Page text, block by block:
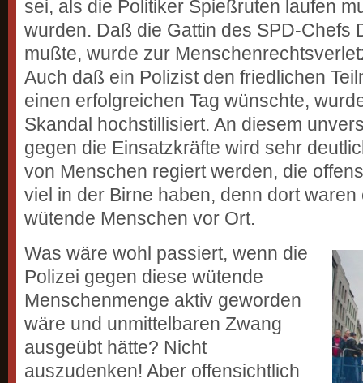
sei, als die Politiker Spießruten laufen
wurden. Daß die Gattin des SPD-Chefs
mußte, wurde zur
Auch daß ein Polizist den friedlichen
einen erfolgreichen Tag wünschte,
Skandal hochstillisiert. An diesem
gegen die Einsatzkräfte wird sehr
von Menschen regiert werden, die
viel in der Birne haben, denn dort
wütende Menschen vor Ort.
Was wäre wohl passiert, wenn die
Polizei gegen diese wütende
Menschenmenge aktiv geworden
wäre und unmittelbaren Zwang
ausgeübt hätte? Nicht
auszudenken! Aber offensichtlich